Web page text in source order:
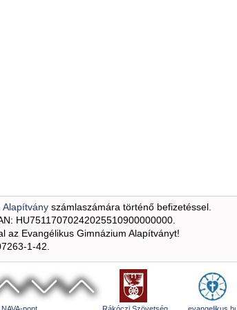
Alapítványszámlaszámára történő befizetéssel.
HU75117070242025510900000000.
az Evangélikus Gimnázium Alapítványt!
1-42.